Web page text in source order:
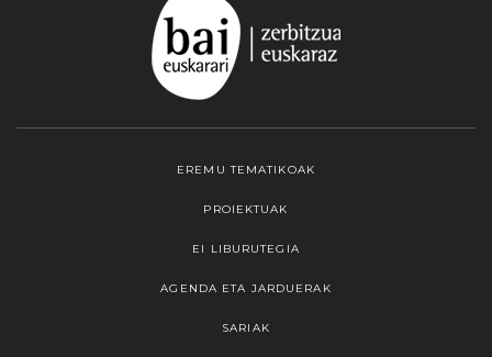
EREMU TEMATIKOAK
PROIEKTUAK
EI LIBURUTEGIA
AGENDA ETA JARDUERAK
SARIAK